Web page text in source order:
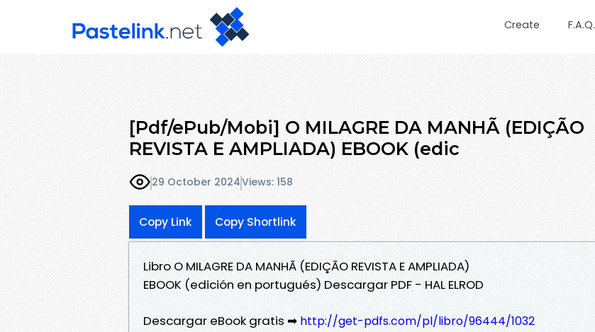
Create F.A.Q.
[Pdf/ePub/Mobi] O MILAGRE DA MANHÃ (EDIÇÃO
REVISTA E AMPLIADA) EBOOK (edic
29 October 2024Views: 158
Copy Link Copy Shortlink
Libro O MILAGRE DA MANHÃ (EDIÇÃO REVISTA E AMPLIADA)
EBOOK (edición en portugués) Descargar PDF - HAL ELROD
Descargar eBook gratis ➡ http://get-pdfs.com/pl/libro/96444/1032